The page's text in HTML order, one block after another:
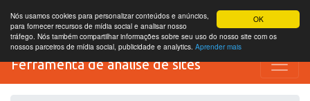
OK
Nós usamos cookies para personalizar conteúdos e anúncios,
para fornecer recursos de mídia social e analisar nosso
tráfego. Nós também compartilhar informações sobre seu uso do nosso site com os
nossos parceiros de mídia social, publicidade e analytics. Aprender mais
Ferramenta de análise de sites